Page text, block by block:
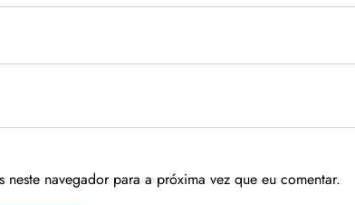
neste navegador para a próxima vez que eu comentar.